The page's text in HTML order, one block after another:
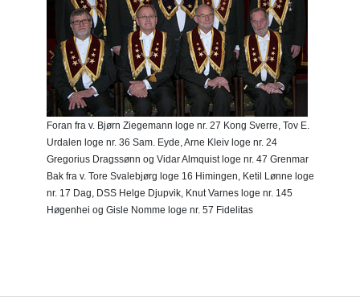
Foran fra v. Bjørn Ziegemann loge nr. 27 Kong Sverre, Tov E.
Urdalen loge nr. 36 Sam. Eyde, Arne Kleiv loge nr. 24
Gregorius Dragssønn og Vidar Almquist loge nr. 47 Grenmar
Bak fra v. Tore Svalebjørg loge 16 Himingen, Ketil Lønne loge
nr. 17 Dag, DSS Helge Djupvik, Knut Varnes loge nr. 145
Høgenhei og Gisle Nomme loge nr. 57 Fidelitas